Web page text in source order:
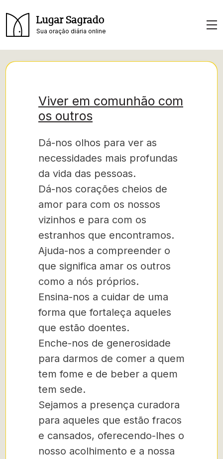
Lugar Sagrado
Sua oração diária online
Viver em comunhão com
os outros
Dá-nos olhos para ver as
necessidades mais profundas
da vida das pessoas.
Dá-nos corações cheios de
amor para com os nossos
vizinhos e para com os
estranhos que encontramos.
Ajuda-nos a compreender o
que significa amar os outros
como a nós próprios.
Ensina-nos a cuidar de uma
forma que fortaleça aqueles
que estão doentes.
Enche-nos de generosidade
para darmos de comer a quem
tem fome e de beber a quem
tem sede.
Sejamos a presença curadora
para aqueles que estão fracos
e cansados, oferecendo-lhes o
nosso acolhimento e a nossa